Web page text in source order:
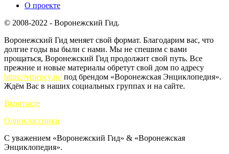
О проекте
© 2008-2022 - Воронежский Гид.
Воронежский Гид меняет свой формат. Благодарим вас, что
долгие годы вы были с нами. Мы не спешим с вами
прощаться, Воронежский Гид продолжит свой путь. Все
прежние и новые материалы обретут свой дом по адресу
https://vrnency.ru/под брендом «Воронежская Энциклопедия».
Ждём Вас в наших социальных группах и на сайте.
Вконтакте
Одноклассники
С уважением «Воронежский Гид» & «Воронежская
Энциклопедия».